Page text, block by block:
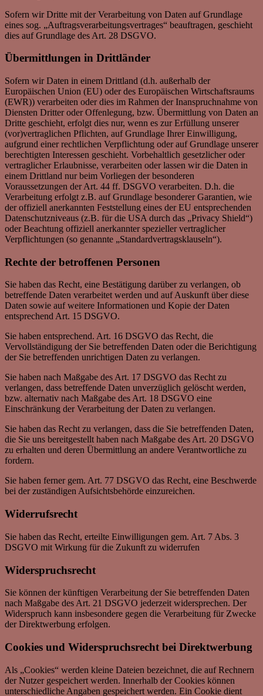
Sofern wir Dritte mit der Verarbeitung von Daten auf Grundlage
eines sog. „Auftragsverarbeitungsvertrages“ beauftragen, geschieht
dies auf Grundlage des Art. 28 DSGVO.
Übermittlungen in Drittländer
Sofern wir Daten in einem Drittland (d.h. außerhalb der
Europäischen Union (EU) oder des Europäischen Wirtschaftsraums
(EWR)) verarbeiten oder dies im Rahmen der Inanspruchnahme von
Diensten Dritter oder Offenlegung, bzw. Übermittlung von Daten an
Dritte geschieht, erfolgt dies nur, wenn es zur Erfüllung unserer
(vor)vertraglichen Pflichten, auf Grundlage Ihrer Einwilligung,
aufgrund einer rechtlichen Verpflichtung oder auf Grundlage unserer
berechtigten Interessen geschieht. Vorbehaltlich gesetzlicher oder
vertraglicher Erlaubnisse, verarbeiten oder lassen wir die Daten in
einem Drittland nur beim Vorliegen der besonderen
Voraussetzungen der Art. 44 ff. DSGVO verarbeiten. D.h. die
Verarbeitung erfolgt z.B. auf Grundlage besonderer Garantien, wie
der offiziell anerkannten Feststellung eines der EU entsprechenden
Datenschutzniveaus (z.B. für die USA durch das „Privacy Shield“)
oder Beachtung offiziell anerkannter spezieller vertraglicher
Verpflichtungen (so genannte „Standardvertragsklauseln“).
Rechte der betroffenen Personen
Sie haben das Recht, eine Bestätigung darüber zu verlangen, ob
betreffende Daten verarbeitet werden und auf Auskunft über diese
Daten sowie auf weitere Informationen und Kopie der Daten
entsprechend Art. 15 DSGVO.
Sie haben entsprechend. Art. 16 DSGVO das Recht, die
Vervollständigung der Sie betreffenden Daten oder die Berichtigung
der Sie betreffenden unrichtigen Daten zu verlangen.
Sie haben nach Maßgabe des Art. 17 DSGVO das Recht zu
verlangen, dass betreffende Daten unverzüglich gelöscht werden,
bzw. alternativ nach Maßgabe des Art. 18 DSGVO eine
Einschränkung der Verarbeitung der Daten zu verlangen.
Sie haben das Recht zu verlangen, dass die Sie betreffenden Daten,
die Sie uns bereitgestellt haben nach Maßgabe des Art. 20 DSGVO
zu erhalten und deren Übermittlung an andere Verantwortliche zu
fordern.
Sie haben ferner gem. Art. 77 DSGVO das Recht, eine Beschwerde
bei der zuständigen Aufsichtsbehörde einzureichen.
Widerrufsrecht
Sie haben das Recht, erteilte Einwilligungen gem. Art. 7 Abs. 3
DSGVO mit Wirkung für die Zukunft zu widerrufen
Widerspruchsrecht
Sie können der künftigen Verarbeitung der Sie betreffenden Daten
nach Maßgabe des Art. 21 DSGVO jederzeit widersprechen. Der
Widerspruch kann insbesondere gegen die Verarbeitung für Zwecke
der Direktwerbung erfolgen.
Cookies und Widerspruchsrecht bei Direktwerbung
Als „Cookies“ werden kleine Dateien bezeichnet, die auf Rechnern
der Nutzer gespeichert werden. Innerhalb der Cookies können
unterschiedliche Angaben gespeichert werden. Ein Cookie dient